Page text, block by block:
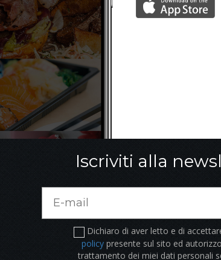
Iscriviti alla
Dichiaro di aver letto e di
policypresente sul sito ed
trattamento dei miei dati personali